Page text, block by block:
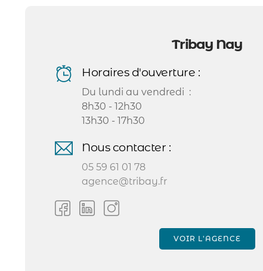
Tribay Nay
Horaires d'ouverture :
Du lundi au vendredi :
8h30 - 12h30
13h30 - 17h30
Nous contacter :
05 59 61 01 78
agence@tribay.fr
VOIR L'AGENCE